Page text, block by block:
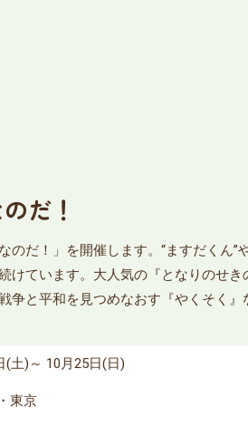
だ！
！」を開催します。“ますだくん”
ています。大人気の『となりのせ
と平和を見つめなおす『やくそく
(土)～ 10月25日(日)
東京